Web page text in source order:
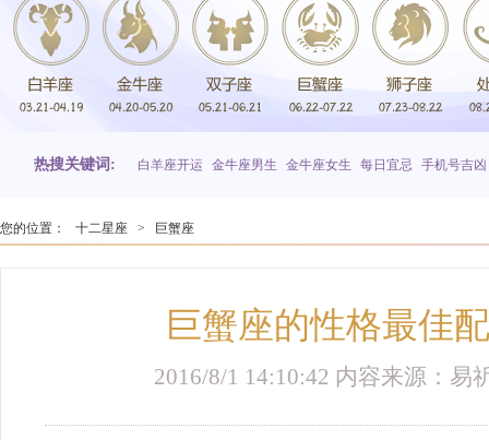
热搜关键词: 白羊座开运 金牛座男生 金牛座女生 每日宜忌 手机号吉凶
您的位置： 十二星座 > 巨蟹座
巨蟹座的性格最佳
2016/8/1 14:10:42 内容来源：易